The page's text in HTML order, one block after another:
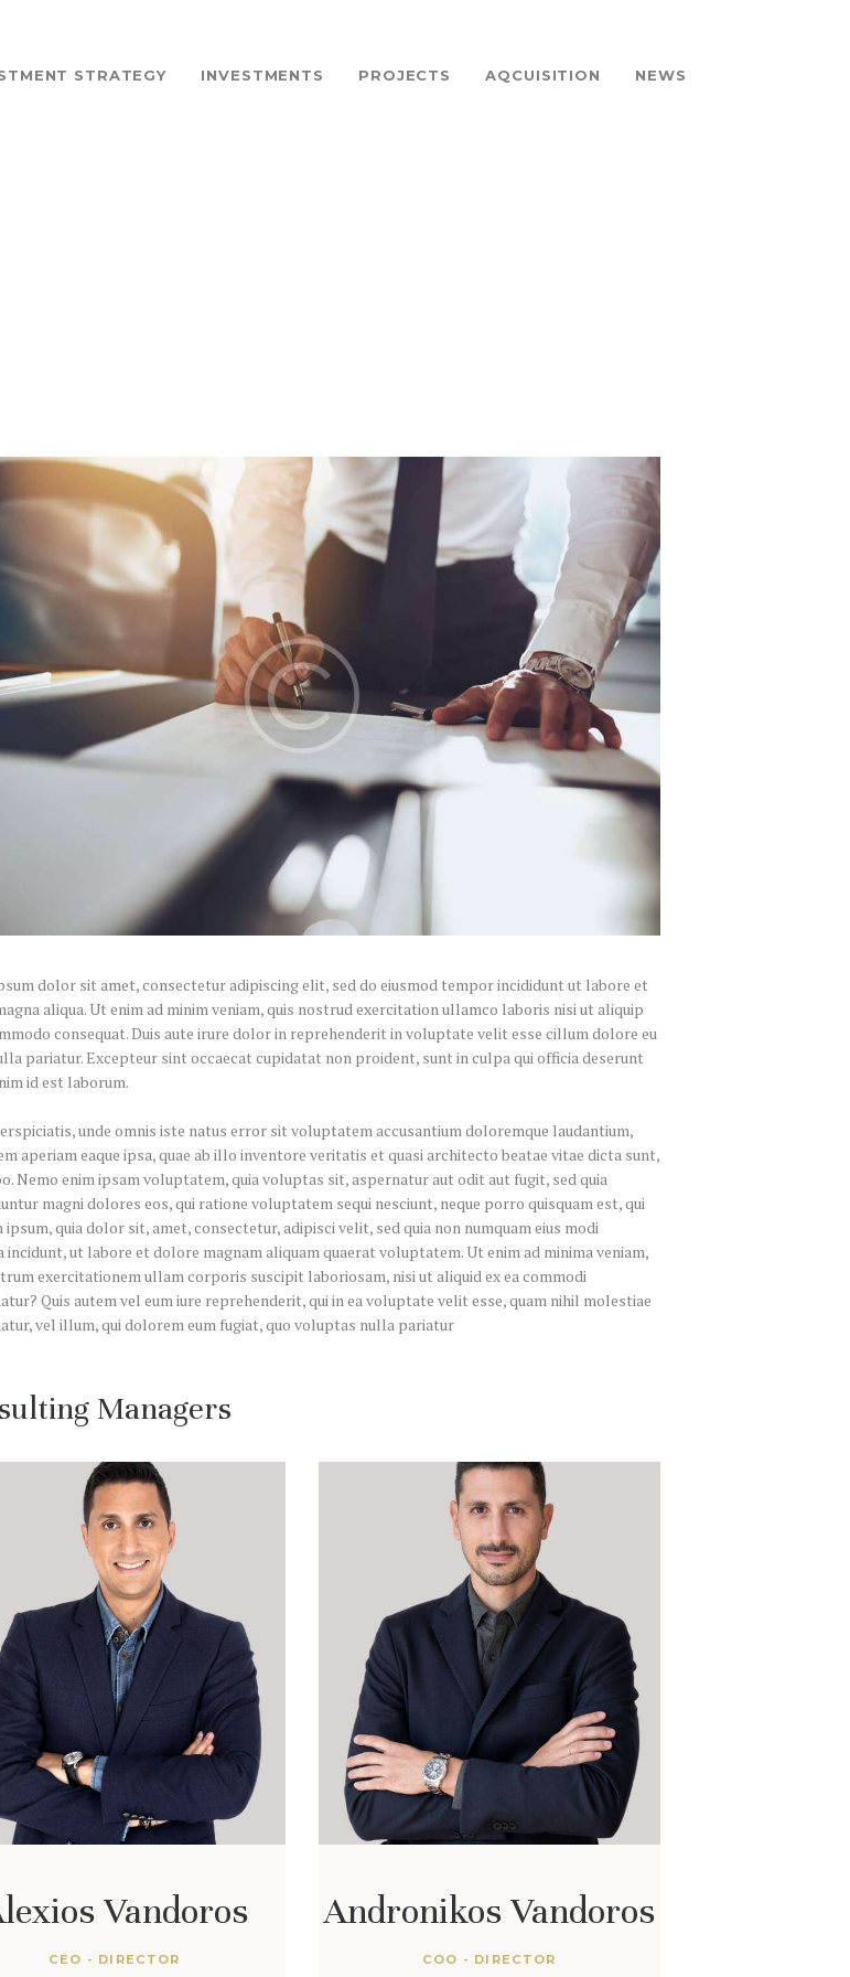
STRATEGY INVESTMENTS PROJECTS AQCUISITION NEWS
US
dolor sit amet, consectetur adipiscing elit, sed do eiusmod tempor incididunt ut labore et
aliqua. Ut enim ad minim veniam, quis nostrud exercitation ullamco laboris nisi ut aliquip
consequat. Duis aute irure dolor in reprehenderit in voluptate velit esse cillum dolore eu
pariatur. Excepteur sint occaecat cupidatat non proident, sunt in culpa qui officia deserunt
id est laborum.
unde omnis iste natus error sit voluptatem accusantium doloremque laudantium,
aperiam eaque ipsa, quae ab illo inventore veritatis et quasi architecto beatae vitae dicta sunt,
Nemo enim ipsam voluptatem, quia voluptas sit, aspernatur aut odit aut fugit, sed quia
magni dolores eos, qui ratione voluptatem sequi nesciunt, neque porro quisquam est, qui
quia dolor sit, amet, consectetur, adipisci velit, sed quia non numquam eius modi
incidunt, ut labore et dolore magnam aliquam quaerat voluptatem. Ut enim ad minima veniam,
exercitationem ullam corporis suscipit laboriosam, nisi ut aliquid ex ea commodi
Quis autem vel eum iure reprehenderit, qui in ea voluptate velit esse, quam nihil molestiae
vel illum, qui dolorem eum fugiat, quo voluptas nulla pariatur
Managers
Vandoros
CEO - DIRECTOR
Andronikos Vandoros
COO - DIRECTOR